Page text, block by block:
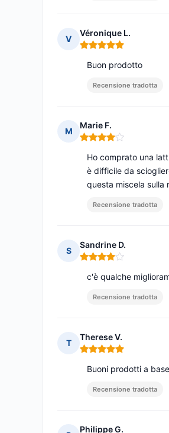
V
Véronique L.
Nota: 5 su 5
Buon prodotto
Recensione tradotta
M
Marie F.
Nota: 4 su 5
Ho comprato una
è difficile da
questa miscela sulla
Recensione tradotta
S
Sandrine D.
Nota: 4 su 5
c'è qualche
Recensione tradotta
T
Therese V.
Nota: 5 su 5
Buoni prodotti a
Recensione tradotta
Philippe G.